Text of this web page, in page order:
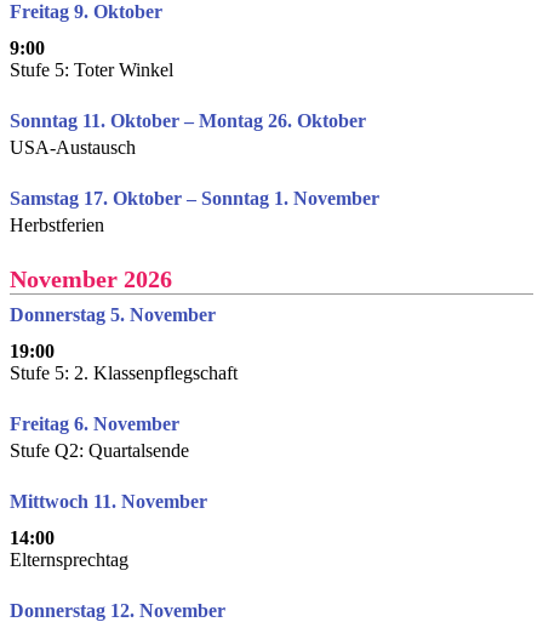
Freitag 9. Oktober
9:00
Stufe 5: Toter Winkel
Sonntag 11. Oktober – Montag 26. Oktober
USA-Austausch
Samstag 17. Oktober – Sonntag 1. November
Herbstferien
November 2026
Donnerstag 5. November
19:00
Stufe 5: 2. Klassenpflegschaft
Freitag 6. November
Stufe Q2: Quartalsende
Mittwoch 11. November
14:00
Elternsprechtag
Donnerstag 12. November